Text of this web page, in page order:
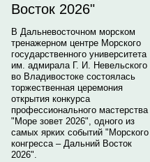
Восток 2026"
В Дальневосточном морском
тренажерном центре Морского
государственного университета
им. адмирала Г. И. Невельского
во Владивостоке состоялась
торжественная церемония
открытия конкурса
профессионального мастерства
"Море зовет 2026", одного из
самых ярких событий "Морского
конгресса – Дальний Восток
2026".